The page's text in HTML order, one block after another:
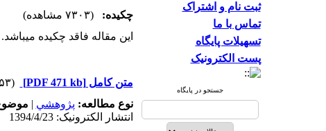
ثبت نام و اشتراک
تماس با ما
تسهیلات پایگاه
پست الکترونیک
جستجو در پایگاه
چکیده:
(۷۳۰۳ مشاهده)
این مقاله فاقد چکیده می​باشد.
متن کامل[PDF 471 kb]
(۴۸۵۳ دریافت)
نوع مطالعه: پژوهشي |
انتشار الکترونیک: 1394/4/23